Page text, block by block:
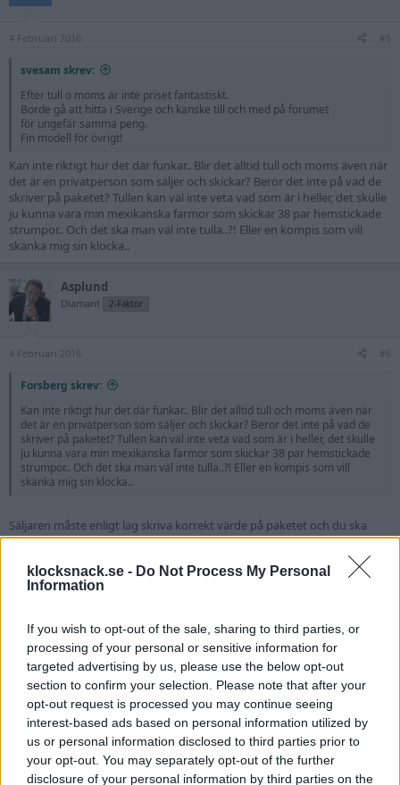
klocksnack.se - Do Not Process My Personal
Information
If you wish to opt-out of the sale, sharing to third parties, or
processing of your personal or sensitive information for
targeted advertising by us, please use the below opt-out
section to confirm your selection. Please note that after your
opt-out request is processed you may continue seeing
interest-based ads based on personal information utilized by
us or personal information disclosed to third parties prior to
your opt-out. You may separately opt-out of the further
disclosure of your personal information by third parties on the
4 Februari 2016 #5
svesam skrev:
Efter tull o moms är inte priset fantastiskt.
Borde gå att hitta i Sverige och kanske till och med på forumet
för ungefär samma peng.
Fin modell för övrigt!
Kan inte riktigt hur det där funkar.. Blir det alltid tull och moms även när
det är en privatperson som säljer och skickar? Beror det inte på vad de
skriver på paketet? Tullen kan väl inte veta vad som är i heller, det skulle
ju kunna vara min mexikanska farmor som skickar 38 par hemstickade
strumpor.. Och det ska man väl inte tulla..?! Eller en kompis som vill
skänka mig sin klocka..
Asplund
Diamant 2-Faktor
4 Februari 2016 #6
Forsberg skrev:
Kan inte riktigt hur det där funkar.. Blir det alltid tull och moms även när
det är en privatperson som säljer och skickar? Beror det inte på vad de
skriver på paketet? Tullen kan väl inte veta vad som är i heller, det skulle
ju kunna vara min mexikanska farmor som skickar 38 par hemstickade
strumpor.. Och det ska man väl inte tulla..?! Eller en kompis som vill
skänka mig sin klocka..
Säljaren måste enligt lag skriva korrekt värde på paketet och du ska
betala 25 % av det värdet när du tagit emot varan. + en liten tullavgift.
Herr_Katt
4 Februari 2016
Utgå från att det alltid blir tull på allt som inte är inom EU.
Sedan om du ska köpa nåt på ebay, betala ALLTID med paypal för då får
du massa köpgarantier, för du över pengar till bankkonto och blir blåst
så är det ofta kört.
Forsberg